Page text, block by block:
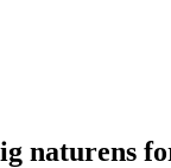
naturens